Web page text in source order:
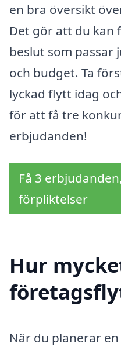
en bra översikt
Det gör att du
beslut som
och budget. Ta
lyckad flytt idag
för att få tre
erbjudanden!
Få 3
förpliktelser
Hur
När du planerar